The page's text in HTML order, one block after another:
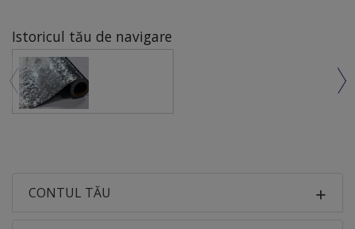
Istoricul tău de navigare
CONTUL TĂU